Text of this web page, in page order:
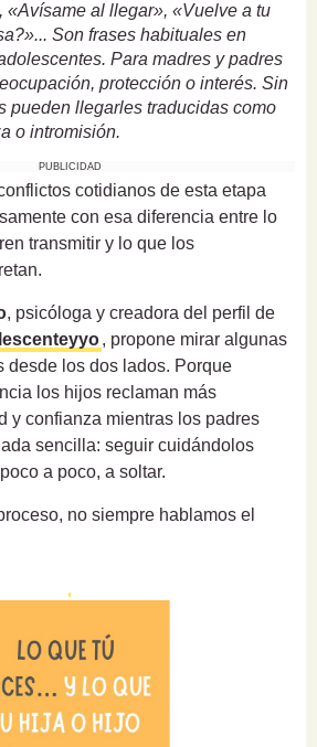
«Avísame al llegar», «Vuelve a tu
Son frases habituales en
Para madres y padres
protección o interés. Sin
pueden llegarles traducidas como
o intromisión.
PUBLICIDAD
cotidianos de esta etapa
con esa diferencia entre lo
transmitir y lo que los
, psicóloga y creadora del perfil de
, propone mirar algunas
desde los dos lados. Porque
los hijos reclaman más
y confianza mientras los padres
sencilla: seguir cuidándolos
a poco, a soltar.
no siempre hablamos el